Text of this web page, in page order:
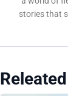
stories that